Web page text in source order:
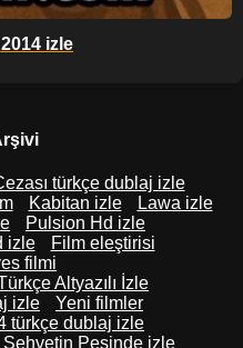
izle
türkçe dublaj izle
Kabitan izle
Lawa izle
Pulsion Hd izle
izle
Film eleştirisi
filmi
Altyazılı İzle
izle
Yeni filmler
türkçe dublaj izle
Şehvetin Peşinde izle